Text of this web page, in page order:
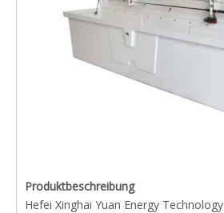
Produktbeschreibung
Hefei Xinghai Yuan Energy Technology